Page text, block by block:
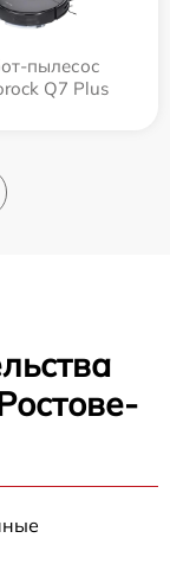
пылесос
Q7 Plus